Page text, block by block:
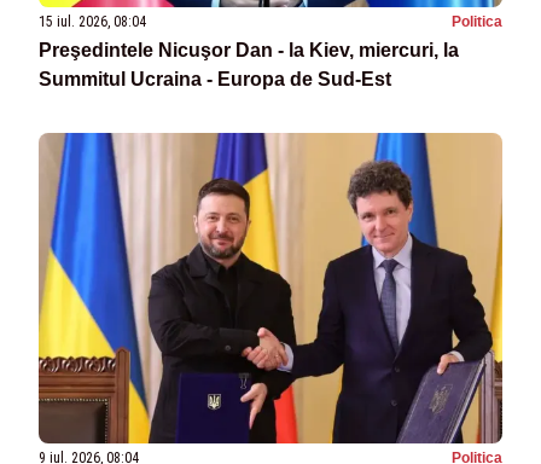
15 iul. 2026, 08:04 Politica
Preşedintele Nicuşor Dan - la Kiev, miercuri, la
Summitul Ucraina - Europa de Sud-Est
9 iul. 2026, 08:04 Politica